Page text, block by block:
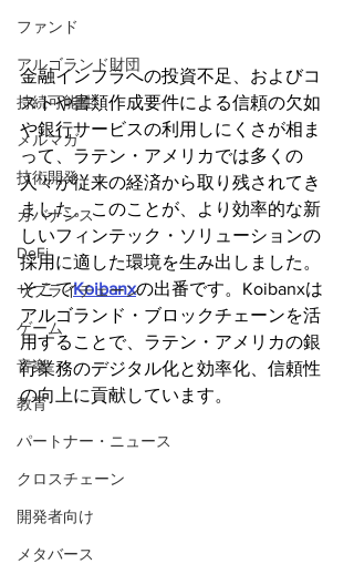
ファンド
アルゴランド財団
持続可能性
メルマガ
技術開発
ガバナンス
DeFi
サプライチェーン
ゲーム
音楽
教育
パートナー・ニュース
クロスチェーン
開発者向け
メタバース
金融インフラへの投資不足、およびコ
ストや書類作成要件による信頼の欠如
や銀行サービスの利用しにくさが相ま
って、ラテン・アメリカでは多くの
人々が従来の経済から取り残されてき
ました。このことが、より効率的な新
しいフィンテック・ソリューションの
採用に適した環境を生み出しました。
そこでKoibanxの出番です。Koibanxは
アルゴランド・ブロックチェーンを活
用することで、ラテン・アメリカの銀
行業務のデジタル化と効率化、信頼性
の向上に貢献しています。